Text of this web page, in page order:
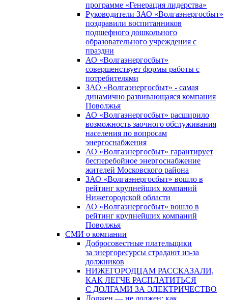
программе «Генерация лидерства»
Руководители ЗАО «Волгаэнергосбыт»
поздравили воспитанников
подшефного дошкольного
образовательного учреждения с
праздни
АО «Волгаэнергосбыт»
совершенствует формы работы с
потребителями
ЗАО «Волгаэнергосбыт» - самая
динамично развивающаяся компания
Поволжья
АО «Волгаэнергосбыт» расширило
возможность заочного обслуживания
населения по вопросам
энергоснабжения
АО «Волгаэнергосбыт» гарантирует
бесперебойное энергоснабжение
жителей Московского района
ЗАО «Волгаэнергосбыт» вошло в
рейтинг крупнейших компаний
Нижегородской области
АО «Волгаэнергосбыт» вошло в
рейтинг крупнейших компаний
Поволжья
СМИ о компании
Добросовестные плательщики
за энергоресурсы страдают из-за
должников
НИЖЕГОРОДЦАМ РАССКАЗАЛИ,
КАК ЛЕГЧЕ РАСПЛАТИТЬСЯ
С ДОЛГАМИ ЗА ЭЛЕКТРИЧЕСТВО